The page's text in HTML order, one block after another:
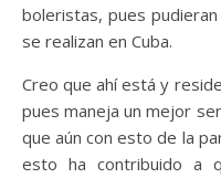
boleristas, pues
se realizan en Cuba.
Creo que ahí está y
pues maneja un mejor
que aún con esto de la
esto ha contribuido a